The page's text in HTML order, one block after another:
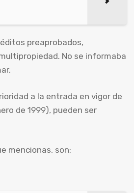
preaprobados,
No se informaba
a la entrada en vigor de
de 1999), pueden ser
mencionas, son: